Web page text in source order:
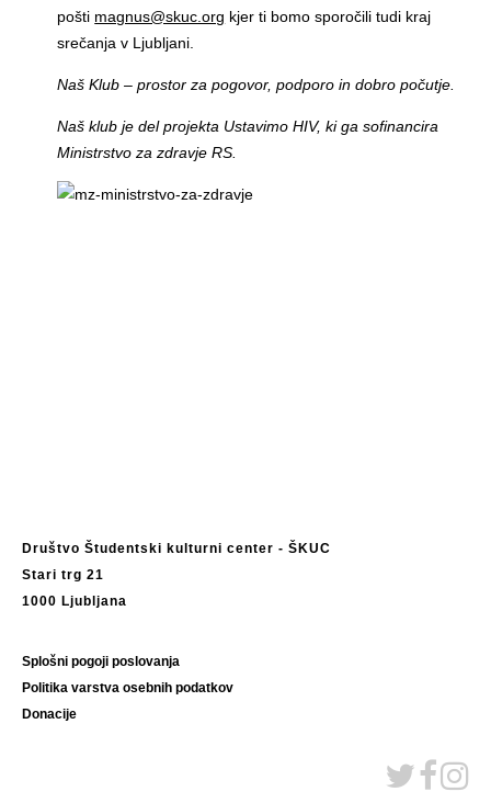
pošti magnus@skuc.org kjer ti bomo sporočili tudi kraj
srečanja v Ljubljani.
Naš Klub – prostor za pogovor, podporo in dobro počutje.
Naš klub je del projekta Ustavimo HIV, ki ga sofinancira
Ministrstvo za zdravje RS.
Društvo Študentski kulturni center - ŠKUC
Stari trg 21
1000 Ljubljana
Splošni pogoji poslovanja
Politika varstva osebnih podatkov
Donacije